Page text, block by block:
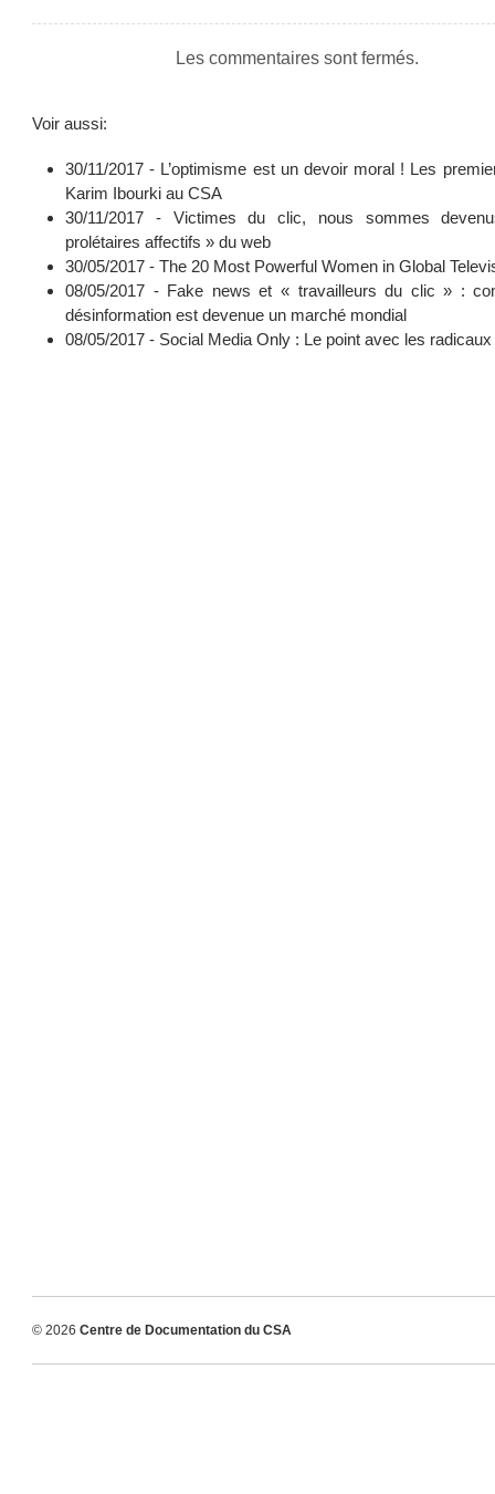
Les commentaires sont fermés.
Voir aussi:
30/11/2017 - L’optimisme est un devoir moral ! Les
Karim Ibourki au CSA
30/11/2017 - Victimes du clic, nous sommes
prolétaires affectifs » du web
30/05/2017 - The 20 Most Powerful Women in Global
08/05/2017 - Fake news et « travailleurs du clic » :
désinformation est devenue un marché mondial
08/05/2017 - Social Media Only : Le point avec les radicaux
© 2026 Centre de Documentation du CSA